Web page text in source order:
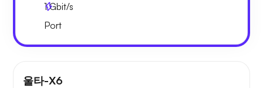
1Gbit/s
Port
울타-X6